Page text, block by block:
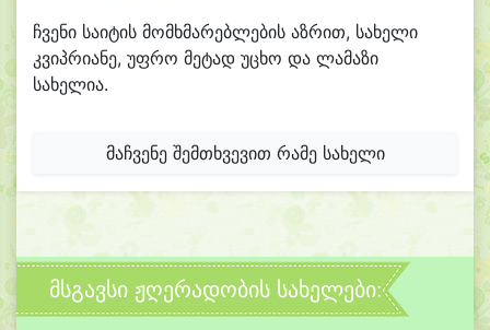
ჩვენი საიტის მომხმარებლების აზრით, სახელი
კვიპრიანე, უფრო მეტად უცხო და ლამაზი
სახელია.
მაჩვენე შემთხვევით რამე სახელი
მსგავსი ჟღერადობის სახელები: